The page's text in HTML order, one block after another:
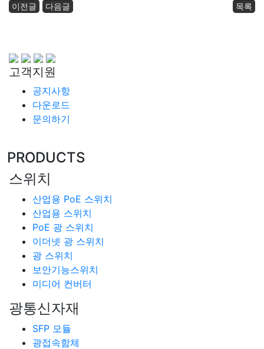
이전글 다음글 목록
고객지원
공지사항
다운로드
문의하기
PRODUCTS
스위치
산업용 PoE 스위치
산업용 스위치
PoE 광 스위치
이더넷 광 스위치
광 스위치
보안기능스위치
미디어 컨버터
광통신자재
SFP 모듈
광접속함체